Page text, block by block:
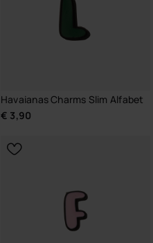
Havaianas Charms Slim Alfabet
€ 3,90